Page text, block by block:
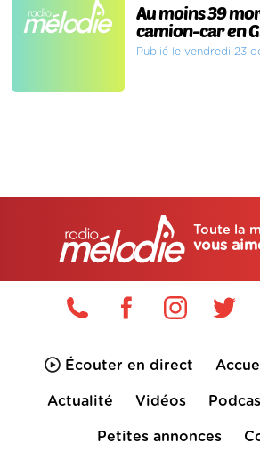
Au moins 39
camion-car en
Publié le vendredi 23
Toute la
vous
Écouter en direct
Actualité Vidéos
Petites annonces